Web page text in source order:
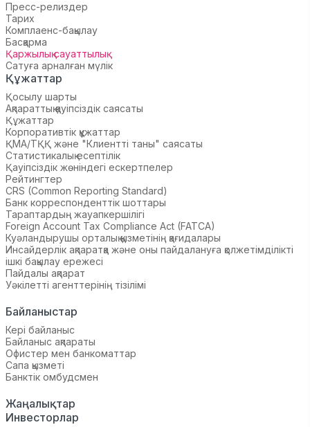
Пресс-релиздер
Тарих
Комплаенс-бақылау
Басқарма
Қаржылық сауаттылық
Сатуға арналған мүлік
Құжаттар
Қосылу шарты
Ақпараттық қауіпсіздік саясаты
Құжаттар
Корпоративтік құжаттар
ҚМА/ТҚҚ және "Клиентті таны" саясаты
Статистикалық есептілік
Қауіпсіздік жөніндегі ескертпелер
Рейтингтер
CRS (Common Reporting Standard)
Банк корреспонденттік шоттары
Тараптардың жауапкершілігі
Foreign Account Tax Compliance Act (FATCA)
Куәландырушы орталық қызметінің қағидалары
Инсайдерлік ақпаратқа және оны пайдалануға қолжетімділікті
ішкі бақылау ережесі
Пайдалы ақпарат
Уәкілетті агенттерінің тізілімі
Байланыстар
Кері байланыс
Байланыс ақпараты
Офистер мен банкоматтар
Сапа қызметі
Банктік омбудсмен
Жаңалықтар
Инвесторлар